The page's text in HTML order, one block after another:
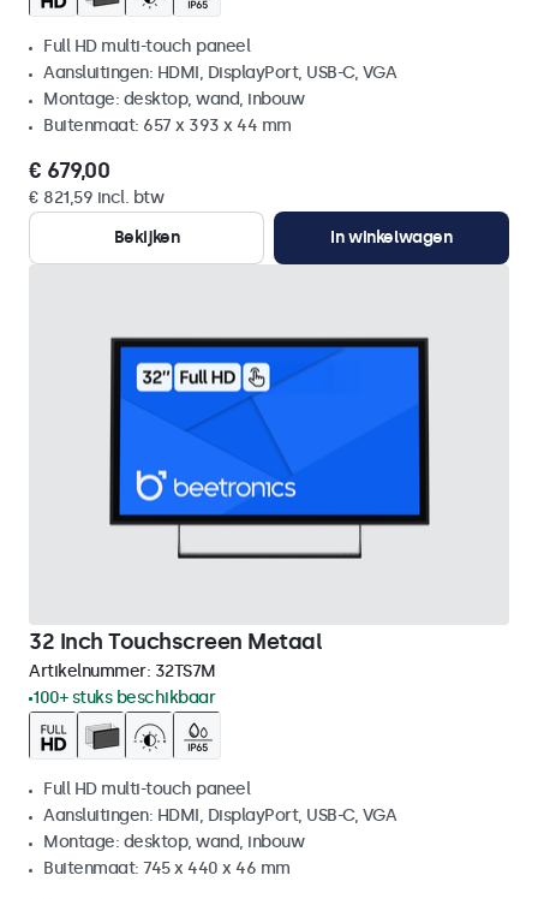
Full HD multi-touch paneel
Aansluitingen: HDMI, DisplayPort, USB-C, VGA
Montage: desktop, wand, inbouw
Buitenmaat: 657 x 393 x 44 mm
€ 679,00
€ 821,59 incl. btw
Bekijken
In winkelwagen
32 Inch Touchscreen Metaal
Artikelnummer: 32TS7M
100+ stuks beschikbaar
Full HD multi-touch paneel
Aansluitingen: HDMI, DisplayPort, USB-C, VGA
Montage: desktop, wand, inbouw
Buitenmaat: 745 x 440 x 46 mm